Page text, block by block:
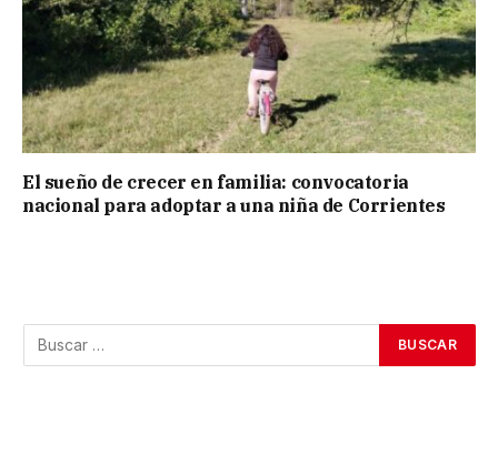
El sueño de crecer en familia: convocatoria
nacional para adoptar a una niña de Corrientes